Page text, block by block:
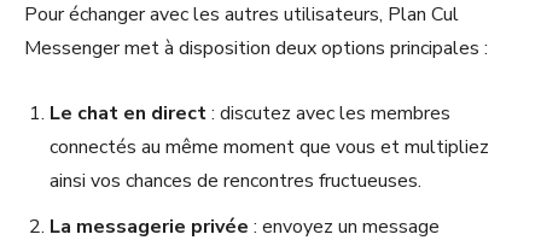
Pour échanger avec les autres utilisateurs, Plan Cul
Messenger met à disposition deux options principales :
Le chat en direct: discutez avec les membres
connectés au même moment que vous et multipliez
ainsi vos chances de rencontres fructueuses.
La messagerie privée : envoyez un message